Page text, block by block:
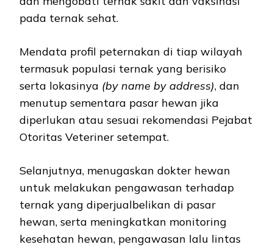
pada ternak sehat.
Mendata profil peternakan di tiap wilayah
termasuk populasi ternak yang berisiko
serta lokasinya (by name by address), dan
menutup sementara pasar hewan jika
diperlukan atau sesuai rekomendasi Pejabat
Otoritas Veteriner setempat.
Selanjutnya, menugaskan dokter hewan
untuk melakukan pengawasan terhadap
ternak yang diperjualbelikan di pasar
hewan, serta meningkatkan monitoring
kesehatan hewan, pengawasan lalu lintas